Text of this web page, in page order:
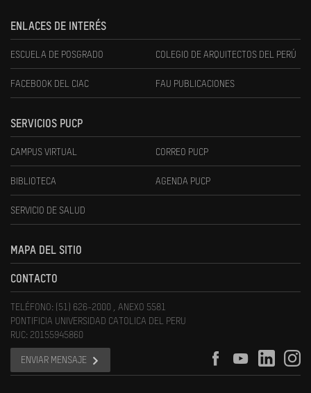
ENLACES DE INTERÉS
ESCUELA DE POSGRADO COLEGIO DE ARQUITECTOS DEL PERÚ
FACEBOOK DEL CIAC FAU PUBLICACIONES
SERVICIOS PUCP
CAMPUS VIRTUAL CORREO PUCP
BIBLIOTECA AGENDA PUCP
SERVICIO DE SALUD
MAPA DEL SITIO
CONTACTO
TELÉFONO: (51) 626-2000 , ANEXO 5581
PONTIFICIA UNIVERSIDAD CATOLICA DEL PERU
RUC: 20155945860
ENVIAR MENSAJE